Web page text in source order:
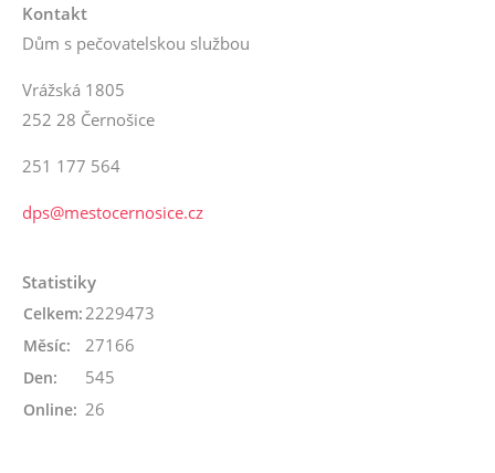
Kontakt
Dům s pečovatelskou službou
Vrážská 1805
252 28 Černošice
251 177 564
dps@mestocernosice.cz
Statistiky
Online: 26
Celkem: 2229473
Měsíc: 27166
Den: 545